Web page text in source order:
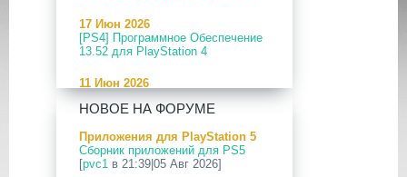
17 Июн 2026
[PS4] Программное Обеспечение
13.52 для PlayStation 4
11 Июн 2026
[PS5] Программное Обеспечение
26.04-13.40.00 для PlayStation 5
24 Апр 2026
[PS5] Программное Обеспечение
26.03-13.20.00 для PlayStation 5
НОВОЕ НА ФОРУМЕ
Приложения для PlayStation 5
Сборник приложений для PS5
[pvc1 в 21:39|05 Авг 2026]